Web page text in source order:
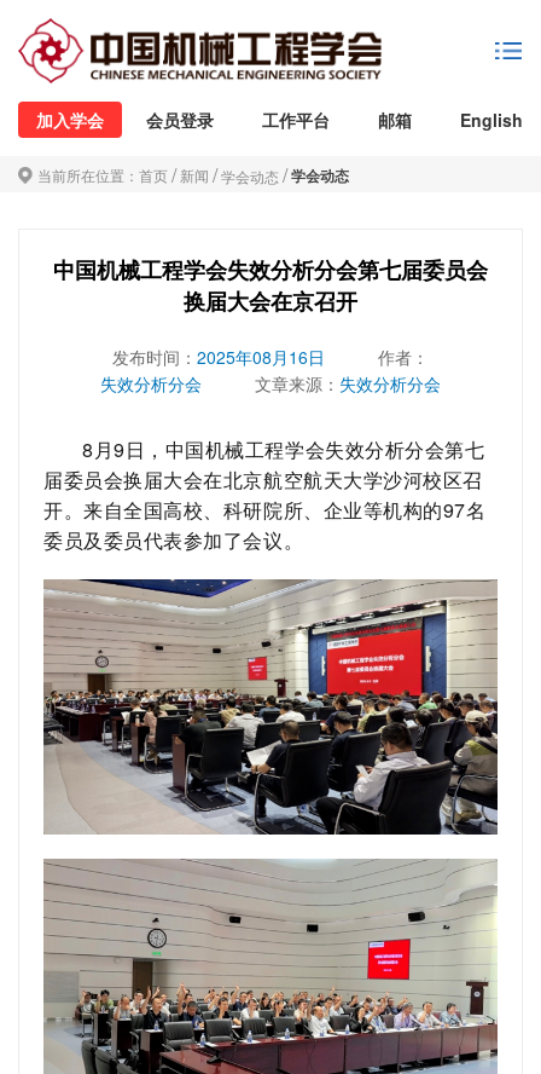
加入学会 会员登录 工作平台 邮箱 English
当前所在位置： 首页/ 新闻 /学会动态 /学会动态
中国机械工程学会失效分析分会第七届委员会
换届大会在京召开
发布时间： 2025年08月16日
作者：
失效分析分会
文章来源： 失效分析分会
8月9日，中国机械工程学会失效分析分会第七
届委员会换届大会在北京航空航天大学沙河校区召
开。来自全国高校、科研院所、企业等机构的97名
委员及委员代表参加了会议。